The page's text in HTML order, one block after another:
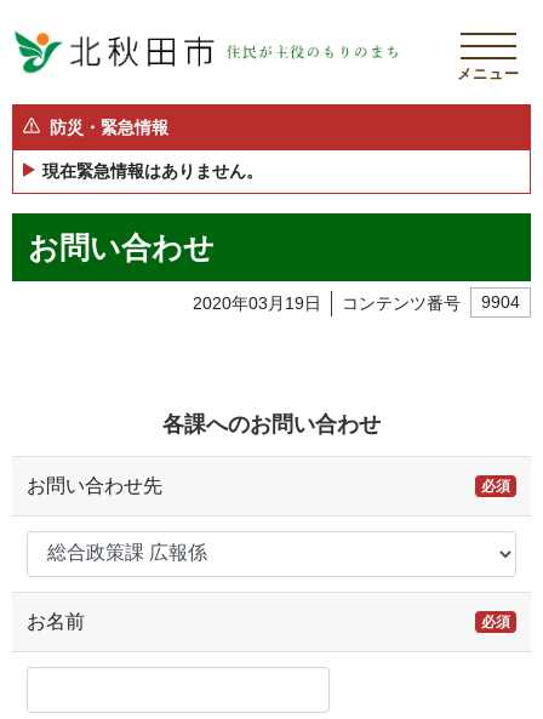
メニュー
防災・緊急情報
現在緊急情報はありません。
お問い合わせ
2020年03月19日 コンテンツ番号 9904
各課へのお問い合わせ
お問い合わせ先 必須
お名前 必須